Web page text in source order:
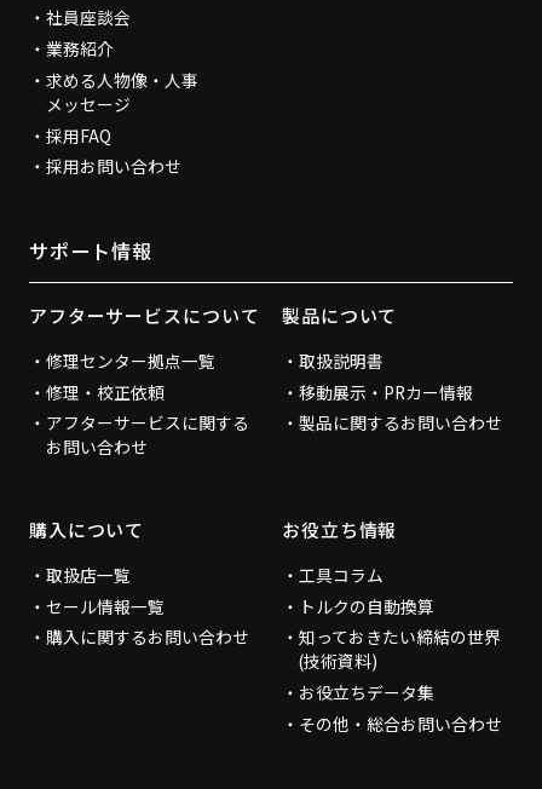
社員座談会
業務紹介
求める人物像・人事
メッセージ
採用FAQ
採用お問い合わせ
サポート情報
アフターサービスについて
修理センター拠点一覧
修理・校正依頼
アフターサービスに関する
お問い合わせ
製品について
取扱説明書
移動展示・PRカー情報
製品に関するお問い合わせ
購入について
取扱店一覧
セール情報一覧
購入に関するお問い合わせ
お役立ち情報
工具コラム
トルクの自動換算
知っておきたい締結の世界
(技術資料)
お役立ちデータ集
その他・総合お問い合わせ